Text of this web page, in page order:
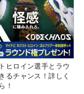
ヒロイン選手とラウ
るチャンス！詳しく
！